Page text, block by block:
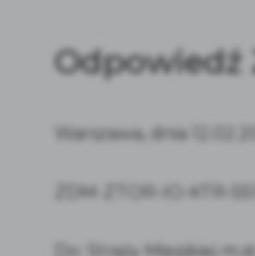
Odpowiedź
Warszawa, dnia
ZDM-ZTOR-IO-KTR-
Do: Straży Miejskiej